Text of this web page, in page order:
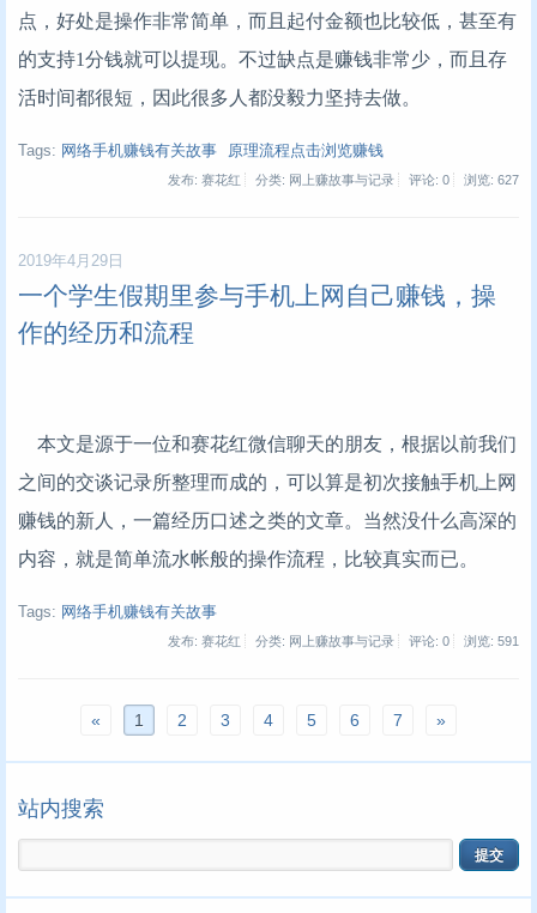
点，好处是操作非常简单，而且起付金额也比较低，甚至有
的支持1分钱就可以提现。不过缺点是赚钱非常少，而且存
活时间都很短，因此很多人都没毅力坚持去做。
Tags: 网络手机赚钱有关故事 原理流程点击浏览赚钱
发布: 赛花红 分类: 网上赚故事与记录 评论: 0 浏览: 627
2019年4月29日
一个学生假期里参与手机上网自己赚钱，操
作的经历和流程
本文是源于一位和赛花红微信聊天的朋友，根据以前我们
之间的交谈记录所整理而成的，可以算是初次接触手机上网
赚钱的新人，一篇经历口述之类的文章。当然没什么高深的
内容，就是简单流水帐般的操作流程，比较真实而已。
Tags: 网络手机赚钱有关故事
发布: 赛花红 分类: 网上赚故事与记录 评论: 0 浏览: 591
« 1 2 3 4 5 6 7 »
站内搜索